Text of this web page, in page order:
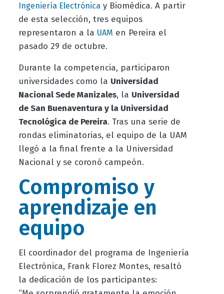
Ingeniería Electrónicay Biomédica. A partir
de esta selección, tres equipos
representaron a la UAM en Pereira el
pasado 29 de octubre.
Durante la competencia, participaron
universidades como la Universidad
Nacional Sede Manizales, la Universidad
de San Buenaventura y la Universidad
Tecnológica de Pereira. Tras una serie de
rondas eliminatorias, el equipo de la UAM
llegó a la final frente a la Universidad
Nacional y se coronó campeón.
Compromiso y
aprendizaje en
equipo
El coordinador del programa de Ingeniería
Electrónica, Frank Florez Montes, resaltó
la dedicación de los participantes: